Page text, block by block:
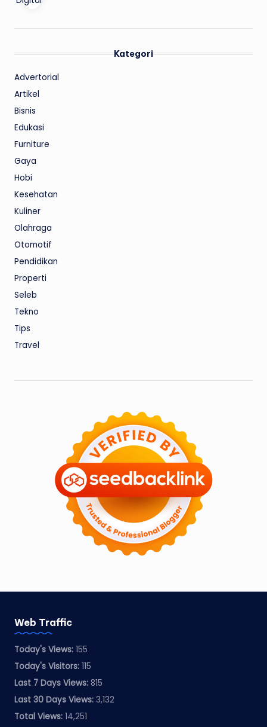
Kategori
Advertorial
Artikel
Bisnis
Edukasi
Furniture
Gaya
Hobi
Kesehatan
Kuliner
Olahraga
Otomotif
Pendidikan
Properti
Seleb
Tekno
Tips
Travel
Web Traffic
Today's Views: 155
Today's Visitors: 115
Last 7 Days Views: 815
Last 30 Days Views: 3,132
Total Views: 14,251